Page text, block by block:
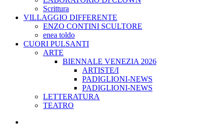
Scrittura
VILLAGGIO DIFFERENTE
ENZO CONTINI SCULTORE
enea toldo
CUORI PULSANTI
ARTE
BIENNALE VENEZIA 2026
ARTISTE/I
PADIGLIONI-NEWS
PADIGLIONI-NEWS
LETTERATURA
TEATRO